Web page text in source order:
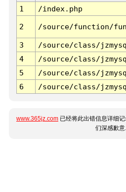
1
/index.php
2 /source/function/
3 /source/class/
4
/source/class/
5
/source/class/
6
/source/class/
www.365jz.com 已经将此出错信息详细
们深感歉意.